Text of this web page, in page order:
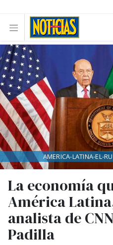
La economía
América
analista de
Padilla
AMERICA-LATINA-EL-